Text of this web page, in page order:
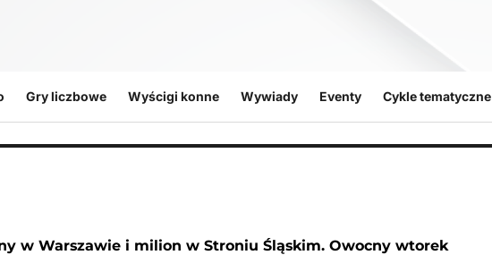
Gry liczbowe Wyścigi konne Wywiady Eventy Cykle tematyczne
w Warszawie i milion w Stroniu Śląskim. Owocny wtorek